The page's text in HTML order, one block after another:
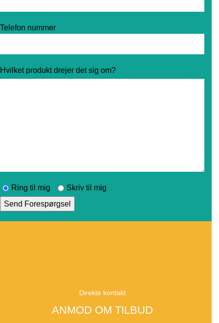
Telefon nummer
Hvilket produkt drejer det sig om?
Ring til mig Skriv til mig
Direkte kontakt
ANMOD OM TILBUD